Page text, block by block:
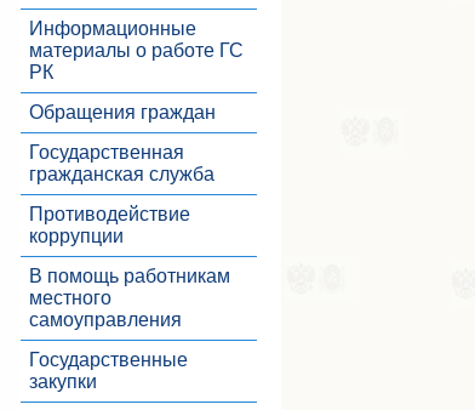
Информационные
материалы о работе ГС
РК
Обращения граждан
Государственная
гражданская служба
Противодействие
коррупции
В помощь работникам
местного
самоуправления
Государственные
закупки